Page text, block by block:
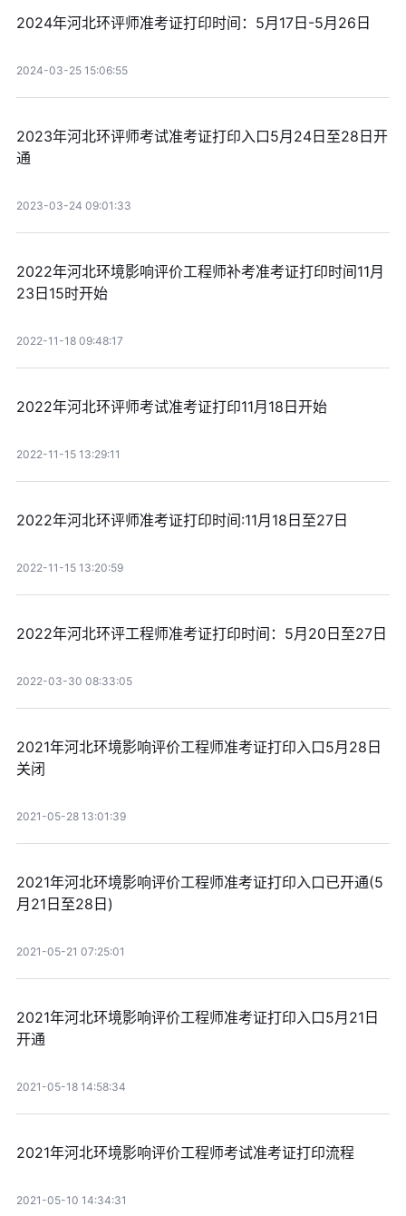
2024年河北环评师准考证打印时间：5月17日-5月26日
2024-03-25 15:06:55
2023年河北环评师考试准考证打印入口5月24日至28日开
通
2023-03-24 09:01:33
2022年河北环境影响评价工程师补考准考证打印时间11月
23日15时开始
2022-11-18 09:48:17
2022年河北环评师考试准考证打印11月18日开始
2022-11-15 13:29:11
2022年河北环评师准考证打印时间:11月18日至27日
2022-11-15 13:20:59
2022年河北环评工程师准考证打印时间：5月20日至27日
2022-03-30 08:33:05
2021年河北环境影响评价工程师准考证打印入口5月28日
关闭
2021-05-28 13:01:39
2021年河北环境影响评价工程师准考证打印入口已开通(5
月21日至28日)
2021-05-21 07:25:01
2021年河北环境影响评价工程师准考证打印入口5月21日
开通
2021-05-18 14:58:34
2021年河北环境影响评价工程师考试准考证打印流程
2021-05-10 14:34:31